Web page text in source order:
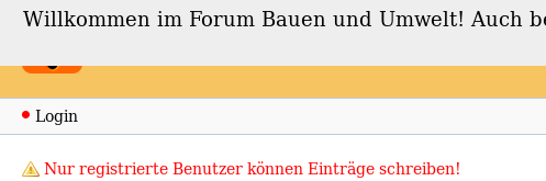
Forum Bauen und Umwelt
Login
Nur registrierte Benutzer können Einträge schreiben!
Willkommen im Forum Bauen und Umwelt! Auch